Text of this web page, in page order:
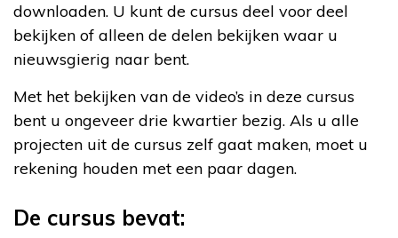
downloaden. U kunt de cursus deel voor deel
bekijken of alleen de delen bekijken waar u
nieuwsgierig naar bent.
Met het bekijken van de video’s in deze cursus
bent u ongeveer drie kwartier bezig. Als u alle
projecten uit de cursus zelf gaat maken, moet u
rekening houden met een paar dagen.
De cursus bevat: